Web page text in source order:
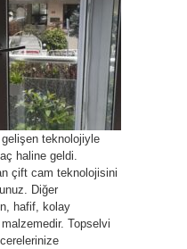
teknolojiyle
haline geldi.
çift cam teknolojisini
Diğer
hafif, kolay
Topselvi